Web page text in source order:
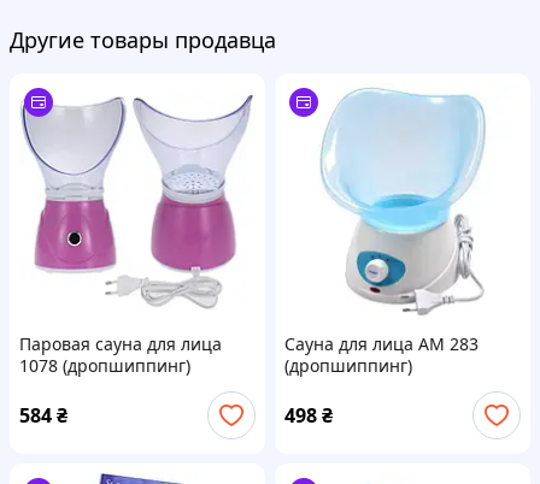
Другие товары продавца
Паровая сауна для лица
1078 (дропшиппинг)
584₴
Сауна для лица AM 283
(дропшиппинг)
498₴